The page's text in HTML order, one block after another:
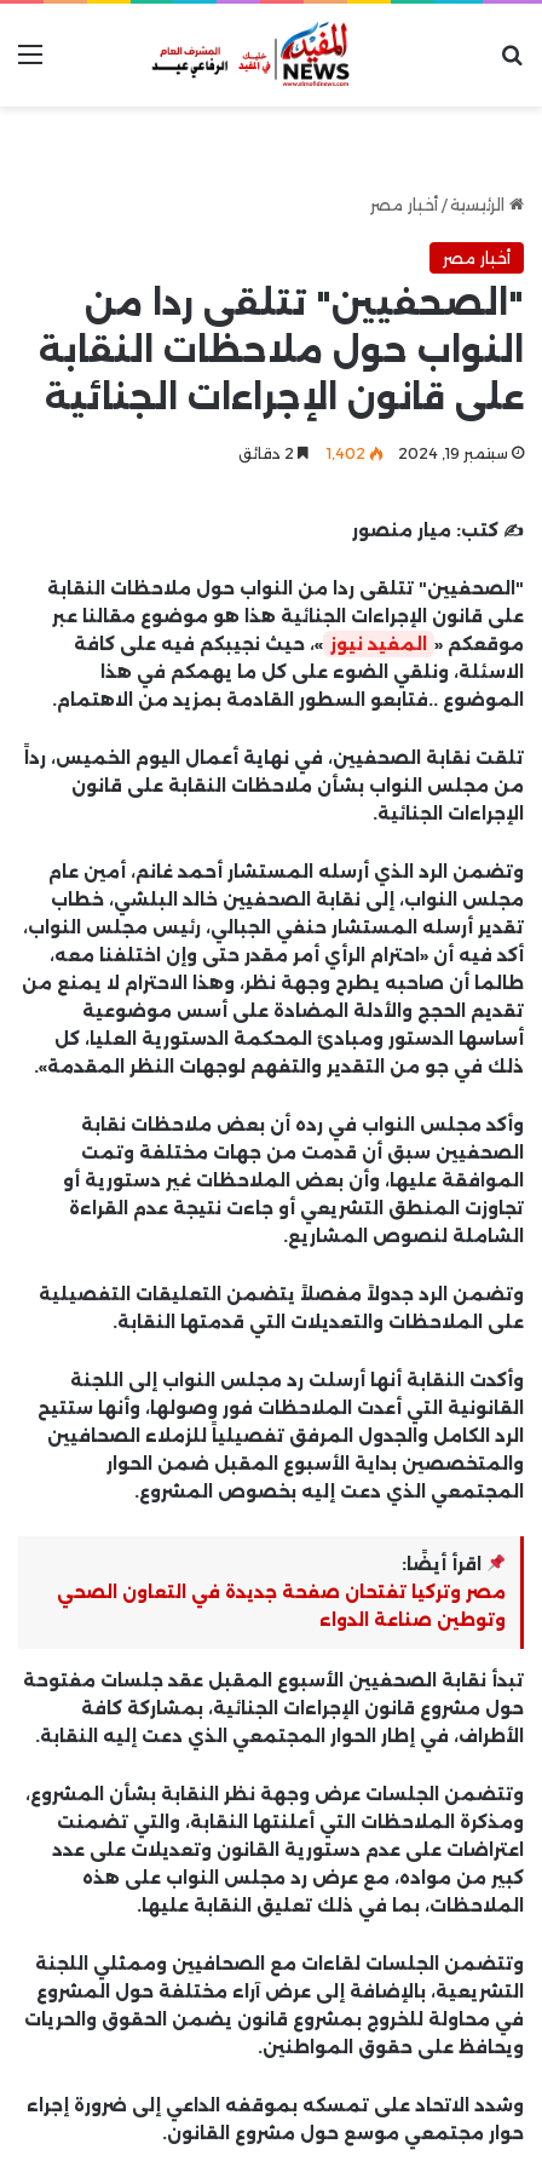
الرئيسية/ أخبار مصر
أخبار مصر
"الصحفيين" تتلقى ردا من
النواب حول ملاحظات النقابة
على قانون الإجراءات الجنائية
سبتمبر 19, 2024 1٬402
✍️ كتب: ميار منصور
"الصحفيين" تتلقى ردا من النواب حول ملاحظات النقابة
على قانون الإجراءات الجنائية هذا هو موضوع مقالنا عبر
موقعكم «
المفيد نيوز »، حيث نجيبكم فيه على كافة
الاسئلة، ونلقي الضوء على كل ما يهمكم في هذا
الموضوع ..فتابعو السطور القادمة بمزيد من الاهتمام.
تلقت نقابة الصحفيين، في نهاية أعمال اليوم الخميس، رداً
من مجلس النواب بشأن ملاحظات النقابة على قانون
الإجراءات الجنائية.
وتضمن الرد الذي أرسله المستشار أحمد غانم، أمين عام
مجلس النواب، إلى نقابة الصحفيين خالد البلشي، خطاب
تقدير أرسله المستشار حنفي الجبالي، رئيس مجلس النواب،
أكد فيه أن «احترام الرأي أمر مقدر حتى وإن اختلفنا معه،
طالما أن صاحبه يطرح وجهة نظر، وهذا الاحترام لا يمنع من
تقديم الحجج والأدلة المضادة على أسس موضوعية
أساسها الدستور ومبادئ المحكمة الدستورية العليا، كل
ذلك في جو من التقدير والتفهم لوجهات النظر المقدمة».
وأكد مجلس النواب في رده أن بعض ملاحظات نقابة
الصحفيين سبق أن قدمت من جهات مختلفة وتمت
الموافقة عليها، وأن بعض الملاحظات غير دستورية أو
تجاوزت المنطق التشريعي أو جاءت نتيجة عدم القراءة
الشاملة لنصوص المشاريع.
وتضمن الرد جدولاً مفصلاً يتضمن التعليقات التفصيلية
على الملاحظات والتعديلات التي قدمتها النقابة.
وأكدت النقابة أنها أرسلت رد مجلس النواب إلى اللجنة
القانونية التي أعدت الملاحظات فور وصولها، وأنها ستتيح
الرد الكامل والجدول المرفق تفصيلياً للزملاء الصحافيين
والمتخصصين بداية الأسبوع المقبل ضمن الحوار
المجتمعي الذي دعت إليه بخصوص المشروع.
اقرأ أيضًا:
مصر وتركيا تفتحان صفحة جديدة في التعاون الصحي
وتوطين صناعة الدواء
تبدأ نقابة الصحفيين الأسبوع المقبل عقد جلسات مفتوحة
حول مشروع قانون الإجراءات الجنائية، بمشاركة كافة
الأطراف، في إطار الحوار المجتمعي الذي دعت إليه النقابة.
وتتضمن الجلسات عرض وجهة نظر النقابة بشأن المشروع،
ومذكرة الملاحظات التي أعلنتها النقابة، والتي تضمنت
اعتراضات على عدم دستورية القانون وتعديلات على عدد
كبير من مواده، مع عرض رد مجلس النواب على هذه
الملاحظات، بما في ذلك تعليق النقابة عليها.
وتتضمن الجلسات لقاءات مع الصحافيين وممثلي اللجنة
التشريعية، بالإضافة إلى عرض آراء مختلفة حول المشروع
في محاولة للخروج بمشروع قانون يضمن الحقوق والحريات
ويحافظ على حقوق المواطنين.
وشدد الاتحاد على تمسكه بموقفه الداعي إلى ضرورة إجراء
حوار مجتمعي موسع حول مشروع القانون.